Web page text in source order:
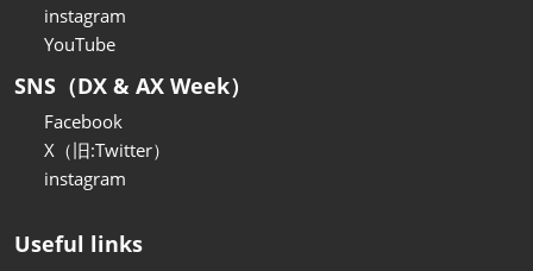
instagram
YouTube
SNS（DX & AX Week）
Facebook
X（旧:Twitter）
instagram
Useful links